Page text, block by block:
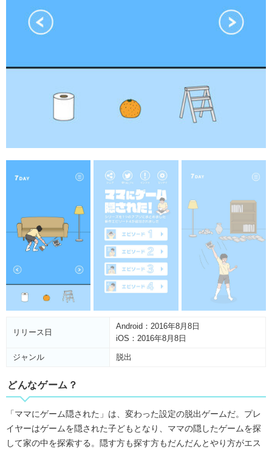
リリース日
Android：2016年8月8日
iOS：2016年8月8日
ジャンル 脱出
どんなゲーム？
「ママにゲーム隠された」は、変わった設定の脱出ゲームだ。プレ
イヤーはゲームを隠された子どもとなり、ママの隠したゲームを探
して家の中を探索する。隠す方も探す方もだんだんとやり方がエス